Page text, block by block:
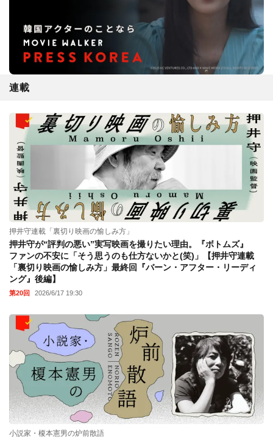
連載
押井守連載「裏切り映画の愉しみ方」
押井守が“評判の悪い”実写映画を撮りたい理由。『ボトムズ』
ファンの不安に「そう思うのも仕方ないかと(笑)」【押井守連載
「裏切り映画の愉しみ方」最終回『バーン・アフター・リーディ
ング』後編】
第20回 2026/6/17 19:30
小説家・榎本憲男の炉前散語